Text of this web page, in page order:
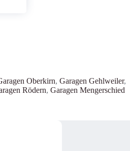
Oberkirn, Garagen Gehlweiler,
Rödern, Garagen Mengerschied